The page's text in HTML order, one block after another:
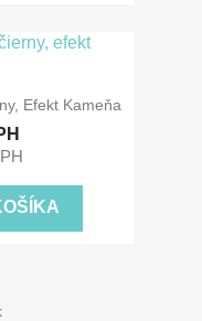
Efekt Kameňa